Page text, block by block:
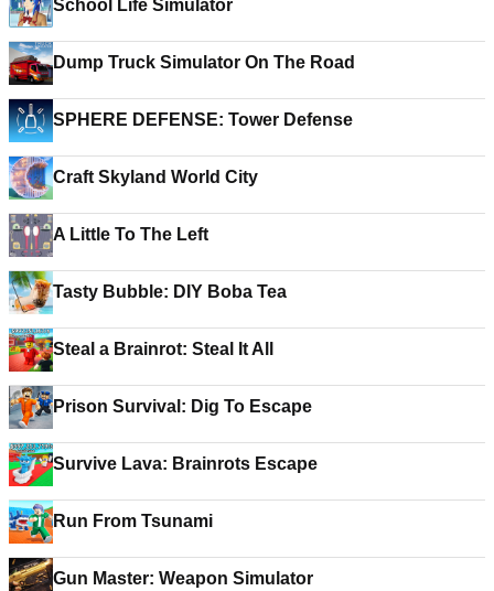
School Life Simulator
Dump Truck Simulator On The Road
SPHERE DEFENSE: Tower Defense
Craft Skyland World City
A Little To The Left
Tasty Bubble: DIY Boba Tea
Steal a Brainrot: Steal It All
Prison Survival: Dig To Escape
Survive Lava: Brainrots Escape
Run From Tsunami
Gun Master: Weapon Simulator